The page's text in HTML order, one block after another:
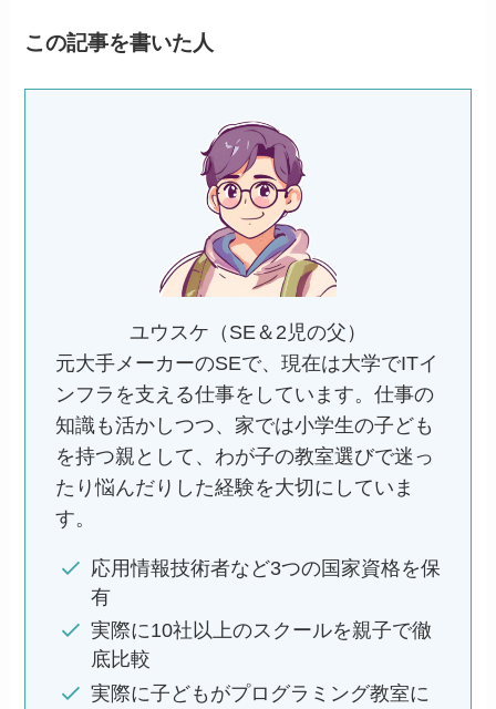
この記事を書いた人
ユウスケ（SE＆2児の父）
元大手メーカーのSEで、現在は大学でITイ
ンフラを支える仕事をしています。仕事の
知識も活かしつつ、家では小学生の子ども
を持つ親として、わが子の教室選びで迷っ
たり悩んだりした経験を大切にしていま
す。
応用情報技術者など3つの国家資格を保
有
実際に10社以上のスクールを親子で徹
底比較
実際に子どもがプログラミング教室に